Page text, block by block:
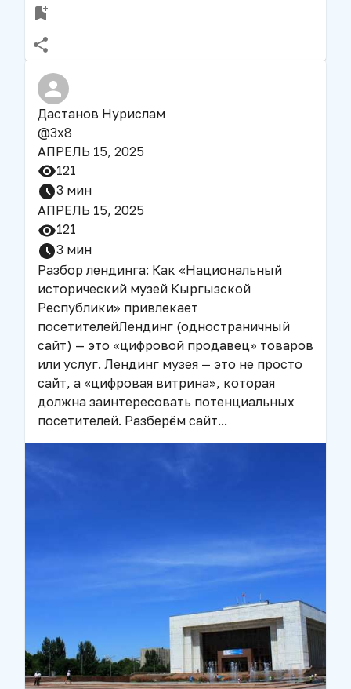
Дастанов Нурислам
@3x8
АПРЕЛЬ 15, 2025
121
3 мин
АПРЕЛЬ 15, 2025
121
3 мин
Разбор лендинга: Как «Национальный
исторический музей Кыргызской
Республики» привлекает
посетителейЛендинг (одностраничный
сайт) — это «цифровой продавец» товаров
или услуг. Лендинг музея — это не просто
сайт, а «цифровая витрина», которая
должна заинтересовать потенциальных
посетителей. Разберём сайт...